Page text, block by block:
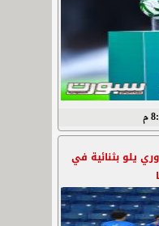
يلو بثنائية في